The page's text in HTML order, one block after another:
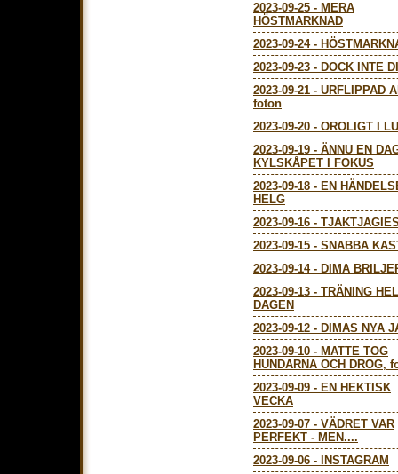
2023-09-25 - MERA
HÖSTMARKNAD
2023-09-24-
2023-09-23 - DOCK INTE
2023-09-21 - URFLIPPAD
foton
2023-09-20 - OROLIGT I
2023-09-19 - ÄNNU EN
KYLSKÅPET I FOKUS
2023-09-18 - EN
HELG
2023-09-16 -
2023-09-15 - SNABBA
2023-09-14- DIMA
2023-09-13 - TRÄNING
DAGEN
2023-09-12 - DIMAS NYA
2023-09-10 - MATTE TOG
HUNDARNA OCH DROG,
2023-09-09 - EN HEKTISK
VECKA
2023-09-07 - VÄDRET VAR
PERFEKT - MEN....
2023-09-06 -
INSTAGRAM